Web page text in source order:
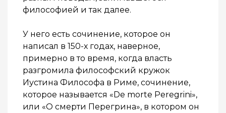
философией и так далее.
У него есть сочинение, которое он
написал в 150-х годах, наверное,
примерно в то время, когда власть
разгромила философский кружок
Иустина Философа в Риме, сочинение,
которое называется «De morte Peregrini»,
или «О смерти Перегрина», в котором он